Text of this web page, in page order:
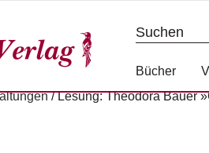
Bücher
/ Lesung: Theodora Bauer